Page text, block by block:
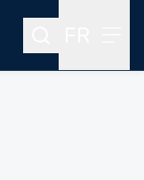
Rechercher